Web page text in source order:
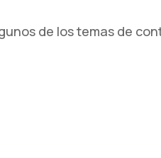
de los temas de